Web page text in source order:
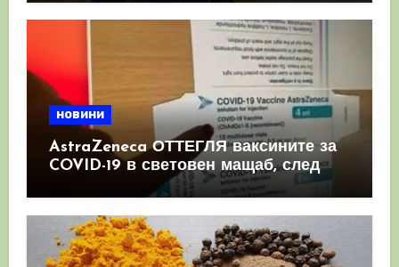
новини
AstraZeneca ОТТЕГЛЯ ваксините за
COVID-19 в световен мащаб, след
като призна, че те причиняват